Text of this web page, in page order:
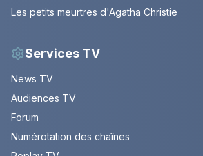
Les petits meurtres d'Agatha Christie
Services TV
News TV
Audiences TV
Forum
Numérotation des chaînes